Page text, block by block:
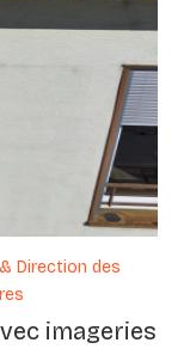
Direction des
imageries